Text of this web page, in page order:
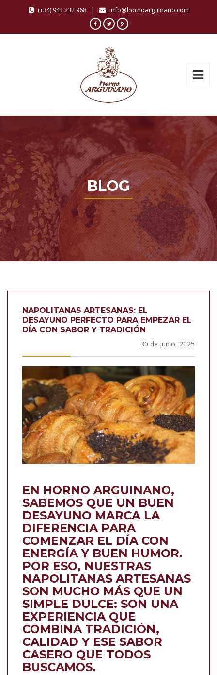
(+34) 941 232 968 | info@hornoarguinano.com
BLOG
NAPOLITANAS ARTESANAS: EL
DESAYUNO PERFECTO PARA EMPEZAR EL
DÍA CON SABOR Y TRADICIÓN
30 de junio, 2025
EN HORNO ARGUINANO,
SABEMOS QUE UN BUEN
DESAYUNO MARCA LA
DIFERENCIA PARA
COMENZAR EL DÍA CON
ENERGÍA Y BUEN HUMOR.
POR ESO, NUESTRAS
NAPOLITANAS ARTESANAS
SON MUCHO MÁS QUE UN
SIMPLE DULCE: SON UNA
EXPERIENCIA QUE
COMBINA TRADICIÓN,
CALIDAD Y ESE SABOR
CASERO QUE TODOS
BUSCAMOS.